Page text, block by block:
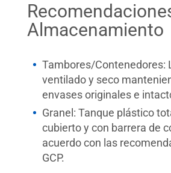
Almacenamiento
Tambores/Contenedores:
ventilado y seco
envases originales e
Granel: Tanque plástico
cubierto y con barrera de
acuerdo con las
GCP.